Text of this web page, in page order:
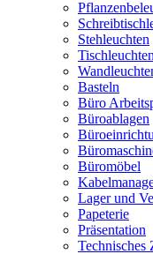
Stehleuchten
Tischleuchten
Basteln
Büro
Büroablagen
Büromöbel
Lager und
Papeterie
Präsentation
Technisches